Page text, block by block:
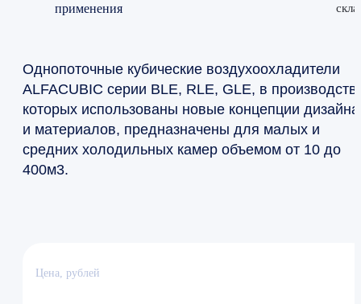
применения
Однопоточные кубические воздухоохладители
ALFACUBIC серии BLE, RLE, GLE, в
которых использованы новые концепции дизайна
и материалов, предназначены для малых и
средних холодильных камер объемом от 10 до
400м3.
Цена, рублей